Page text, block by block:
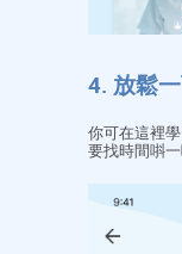
4. 放鬆
你可在這裡
要找時間唞一